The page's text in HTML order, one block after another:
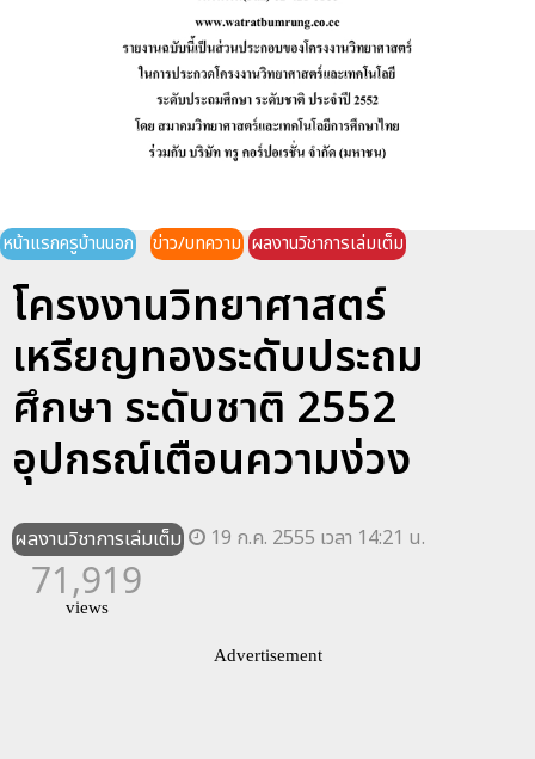
หน้าแรกครูบ้านนอก ข่าว/บทความ ผลงานวิชาการเล่มเต็ม
โครงงานวิทยาศาสตร์
เหรียญทองระดับประถม
ศึกษา ระดับชาติ 2552
ผลงานวิชาการเล่มเต็ม 19 ก.ค. 2555 เวลา 14:21 น.
71,919
views
Advertisement